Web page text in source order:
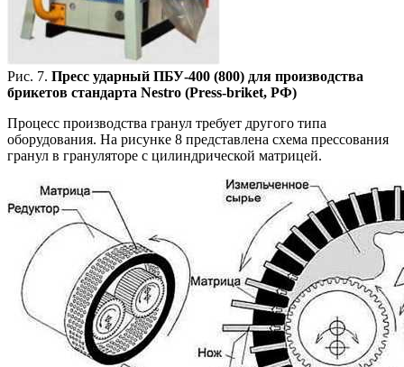
Рис. 7. Пресс ударный ПБУ-400 (800) для производства
брикетов стандарта Nestro (Press-briket, РФ)
Процесс производства гранул требует другого типа
оборудования. На рисунке 8 представлена схема прессования
гранул в грануляторе с цилиндрической матрицей.